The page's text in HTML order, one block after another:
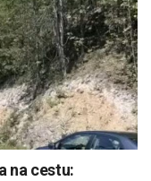
na cestu: